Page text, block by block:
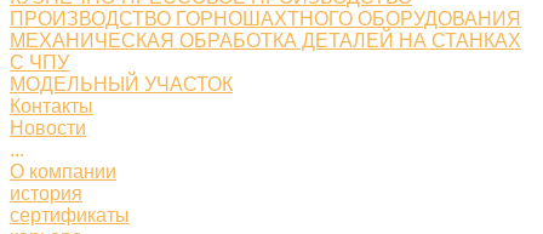
ПРОИЗВОДСТВО ГОРНОШАХТНОГО ОБОРУДОВАНИЯ
МЕХАНИЧЕСКАЯ ОБРАБОТКА ДЕТАЛЕЙ НА СТАНКАХ
С ЧПУ
МОДЕЛЬНЫЙ УЧАСТОК
Контакты
Новости
...
О компании
история
сертификаты